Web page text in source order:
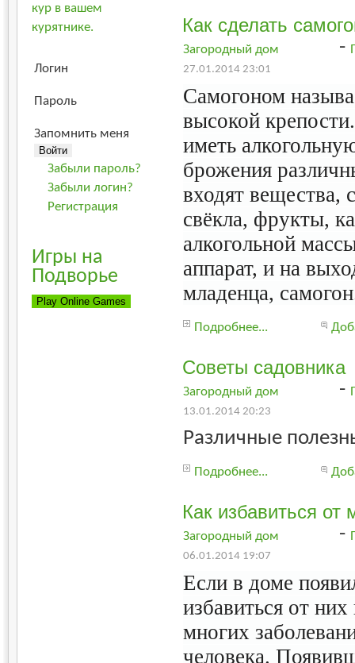
кур в вашем
курятнике.
Логин
Пароль
Запомнить меня
Забыли пароль?
Забыли логин?
Регистрация
Игры на
Подворье
Как сделать
Загородный дом -
27.01.2014 23:01
Самогоном
высокой
иметь
брожения
входят вещества,
свёкла, фрукты,
алкогольной
аппарат, и на
младенца,
Подробнее...
Советы садовника
Загородный дом -
13.01.2014 20:23
Различные
Подробнее...
Как избавиться
Загородный дом -
06.01.2014 19:07
Если в доме
избавиться от
многих
человека.